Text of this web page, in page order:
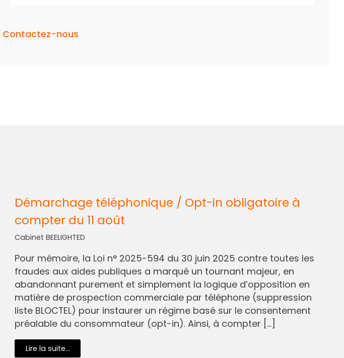
Contactez-nous
Démarchage téléphonique / Opt-in obligatoire à
compter du 11 août
Cabinet BEELIGHTED
Pour mémoire, la Loi n° 2025-594 du 30 juin 2025 contre toutes les
fraudes aux aides publiques a marqué un tournant majeur, en
abandonnant purement et simplement la logique d’opposition en
matière de prospection commerciale par téléphone (suppression
liste BLOCTEL) pour instaurer un régime basé sur le consentement
préalable du consommateur (opt-in). Ainsi, à compter […]
Lire la suite...